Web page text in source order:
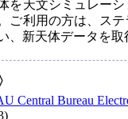
を天文シミュレー
ご利用の方は、ス
、新天体データを取
Central Bureau